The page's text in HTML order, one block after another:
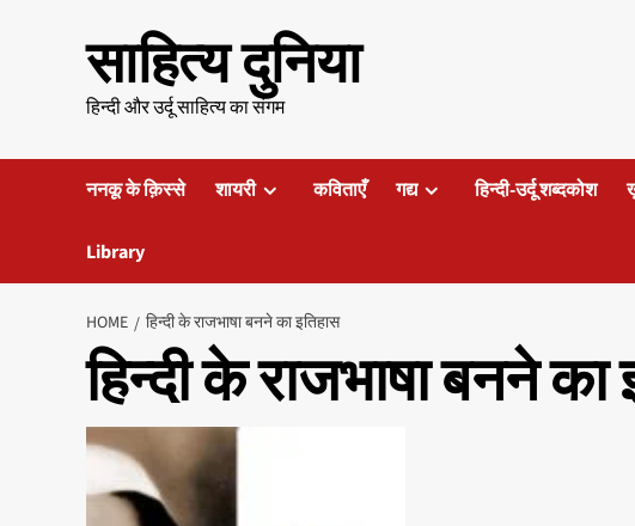
साहित्य दुनिया
हिन्दी और उर्दू साहित्य का संगम
ननकू के क़िस्से शायरी कविताएँ गद्य हिन्दी-उर्दू शब्दकोश
Library
HOME हिन्दी के राजभाषा बनने का इतिहास
हिन्दी के राजभाषा बनने का